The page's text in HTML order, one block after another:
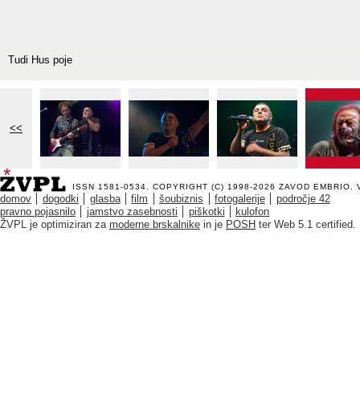
Tudi Hus poje
<<
ISSN 1581-0534. COPYRIGHT (C) 1998-2026 ZAVOD EMBRIO .
domov dogodki glasba film šoubiznis fotogalerije
področje 42
pravno pojasnilo
jamstvo zasebnosti piškotki
kulofon
ŽVPL je optimiziran za moderne brskalnike in je POSH ter Web 5.1 certified.